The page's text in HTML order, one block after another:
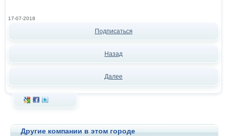
17-07-2018
Подписаться
Назад
Далее
Другие компании в этом городе